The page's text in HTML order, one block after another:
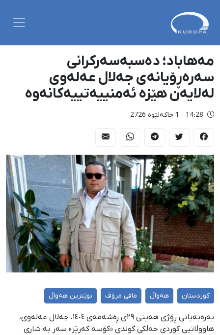
مەهاباد؛ دەسبەسەرکرانی
سەرەڕۆیانەی جەلال عەلەوی
لەلایەن هێزە ئەمنییەتییەکانەوە
14:28 - 1 خاکەلێوه 2726
کوردستان هەواڵ مافی مرۆڤ نوێترین هەواڵ
بەرەبەیانی ڕۆژی هەینی ٢٩ی ڕەشەمەی ١٤٠٤، جەلال عەلەوی،
هاووڵاتیی کوردی خەڵکی گوندی «کۆسە کەرێز» سەر بە شاری